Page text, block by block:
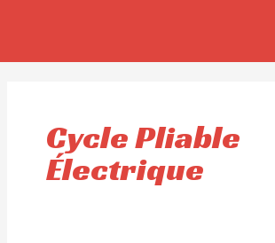
Cycle Pliable
Électrique